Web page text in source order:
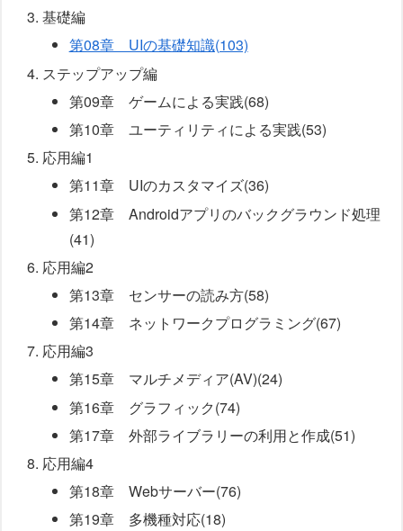
基礎編
第08章 UIの基礎知識(103)
ステップアップ編
第09章 ゲームによる実践(68)
第10章 ユーティリティによる実践(53)
応用編1
第11章 UIのカスタマイズ(36)
第12章 Androidアプリのバックグラウンド処理
(41)
応用編2
第13章 センサーの読み方(58)
第14章 ネットワークプログラミング(67)
応用編3
第15章 マルチメディア(AV)(24)
第16章 グラフィック(74)
第17章 外部ライブラリーの利用と作成(51)
応用編4
第18章 Webサーバー(76)
第19章 多機種対応(18)